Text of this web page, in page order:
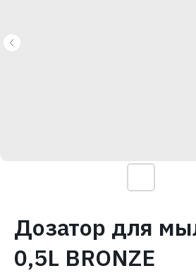
Дозатор для
0,5L BRONZE